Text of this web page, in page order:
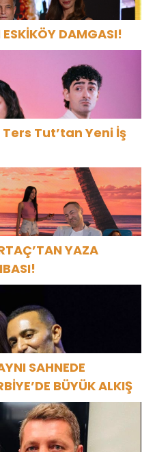
ESKİKÖY DAMGASI!
Tut’tan Yeni İş
YAZA
SAHNEDE
BÜYÜK ALKIŞ